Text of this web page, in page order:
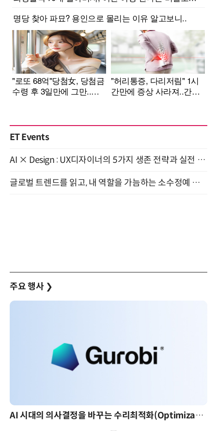
ET Events
AI × Design : UX디자이너의 5가지 생존 전략과 실전 대응 8월 28일 개최
글로벌 트렌드를 읽고, 내 역할을 가늠하는 소수정예 실습 워크숍 (8/28)
주요 행사 ❯
AI 시대의 의사결정을 바꾸는 수리최적화(Optimization): 실제 산업 적용 사례와 활용 전략